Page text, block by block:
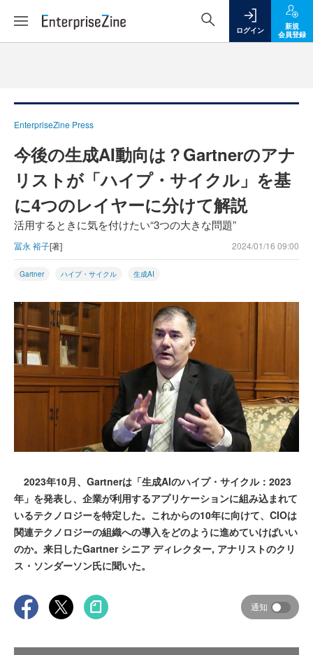
ログイン
新規
会員登録
EnterpriseZine Press
今後の生成AI動向は？Gartnerのアナ
リストが「ハイプ・サイクル」を基
に4つのレイヤーに分けて解説
活用するときに気を付けたい“3つの大きな問題”
冨永 裕子[著] 2024/01/16 09:00
Gartner ハイプ・サイクル 生成AI
2023年10月、Gartnerは「生成AIのハイプ・サイクル：2023
年」を発表し、企業が利用するアプリケーションに組み込まれて
いるテクノロジーを特定した。これからの10年に向けて、CIOは
関連テクノロジーの組織への導入をどのように進めていけばいい
のか。来日したGartner シニア ディレクター, アナリストのクリ
ス・ソンダーソン氏に聞いた。
通知